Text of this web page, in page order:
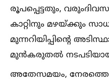
രൂപപ്പെട്ടതും,
കാറ്റിനും മഴയ്ക്കും
മുന്നറിയിപ്പിന്റെ
മുൻകരുതല്‍
അതേസമയം, നേരത്തെ